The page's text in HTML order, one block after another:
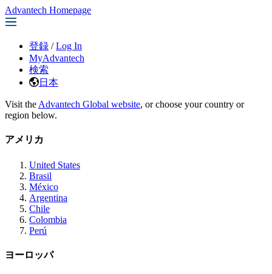
Advantech Homepage
登録 / Log In
MyAdvantech
検索
日本
Visit the Advantech Global website, or choose your country or
region below.
アメリカ
United States
Brasil
México
Argentina
Chile
Colombia
Perú
ヨーロッパ